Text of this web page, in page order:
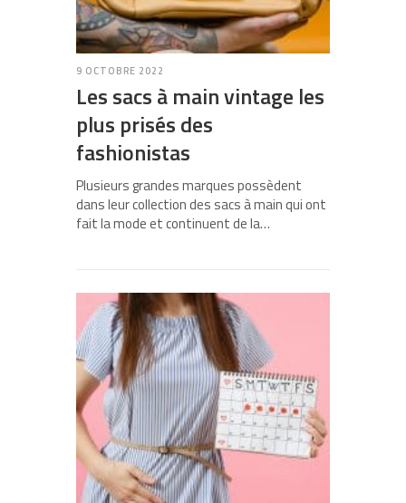
9 OCTOBRE 2022
Les sacs à main vintage les
plus prisés des
fashionistas
Plusieurs grandes marques possèdent
dans leur collection des sacs à main qui ont
fait la mode et continuent de la…